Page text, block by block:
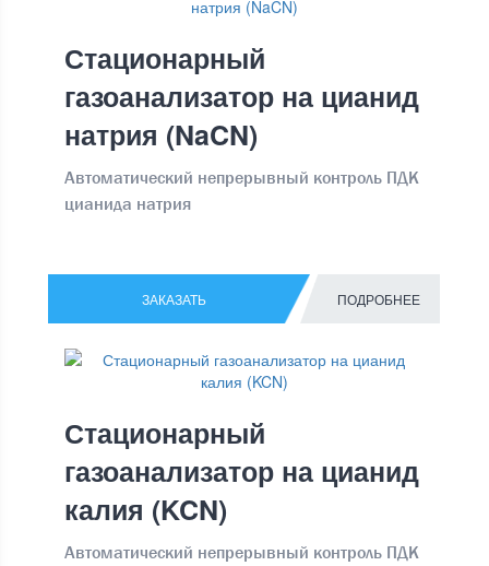
Стационарный
газоанализатор на цианид
натрия (NaCN)
Автоматический непрерывный контроль ПДК
цианида натрия
ЗАКАЗАТЬ ПОДРОБНЕЕ
Стационарный
газоанализатор на цианид
калия (KCN)
Автоматический непрерывный контроль ПДК